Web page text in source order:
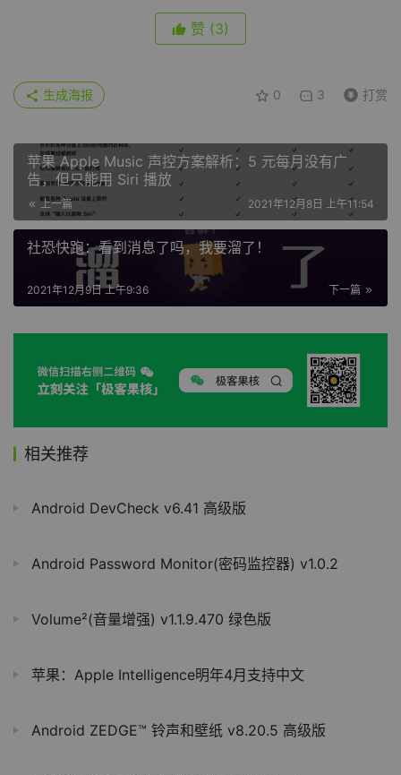
赞 (3)
0 3 打赏
生成海报
苹果 Apple Music 声控方案解析：5 元每月没有广
告，但只能用 Siri 播放
上一篇 2021年12月8日 上午11:54
社恐快跑：看到消息了吗，我要溜了！
下一篇
2021年12月9日 上午9:36
相关推荐
Android DevCheck v6.41 高级版
Android Password Monitor(密码监控器) v1.0.2
Volume²(音量增强) v1.1.9.470 绿色版
苹果：Apple Intelligence明年4月支持中文
Android ZEDGE™ 铃声和壁纸 v8.20.5 高级版